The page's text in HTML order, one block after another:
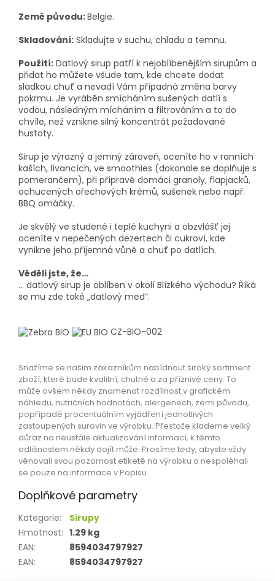
Země původu:Belgie.
Skladování: Skladujte v suchu, chladu a temnu.
Použití: Datlový sirup patří k nejoblíbenějším sirupům a
přidat ho můžete všude tam, kde chcete dodat
sladkou chuť a nevadí Vám případná změna barvy
pokrmu. Je vyráběn smícháním sušených datlí s
vodou, následným mícháním a filtrováním a to do
chvíle, než vznikne silný koncentrát požadované
hustoty.
Sirup je výrazný a jemný zároveň, oceníte ho v ranních
kaších, lívancích, ve smoothies (dokonale se doplňuje s
pomerančem), při přípravě domáci granoly, flapjacků,
ochucených ořechových krémů, sušenek nebo např.
BBQ omáčky.
Je skvělý ve studené i teplé kuchyni a obzvlášť jej
oceníte v nepečených dezertech či cukroví, kde
vynikne jeho příjemná vůně a chuť po datlích.
Věděli jste, že…
… datlový sirup je oblíben v okolí Blízkého východu? Říká
se mu zde také „datlový med“.
CZ-BIO-002
Snažíme se našim zákazníkům nabídnout široký sortiment
zboží, které bude kvalitní, chutné a za příznivé ceny. To
může ovšem někdy znamenat rozdílnost v grafickém
náhledu, nutričních hodnotách, alergenech, zemi původu,
popřípadě procentuálním vyjádření jednotlivých
zastoupených surovin ve výrobku. Přestože klademe velký
důraz na neustále aktualizování informací, k těmto
odlišnostem někdy dojít může. Prosíme tedy, abyste vždy
věnovali svou pozornost etiketě na výrobku a nespoléhali
se pouze na informace v Popisu.
Doplňkové parametry
Kategorie:
Sirupy
Hmotnost: 1.29 kg
EAN:
8594034797927
EAN: 8594034797927